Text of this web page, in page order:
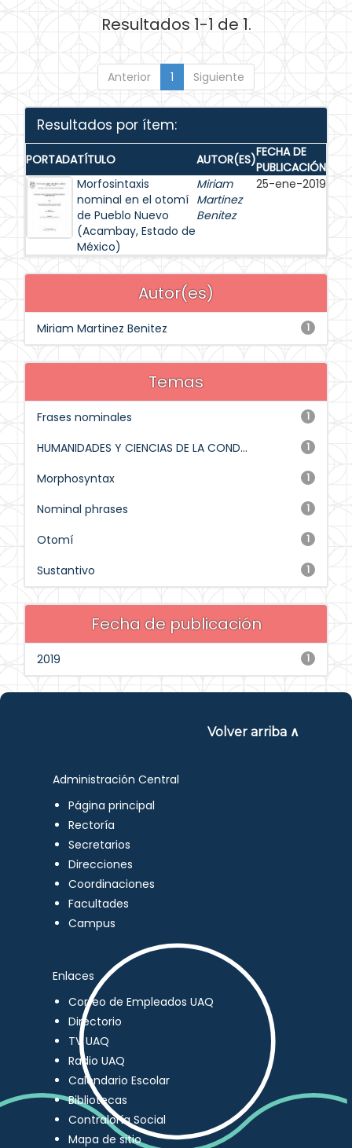
Resultados 1-1 de 1.
Anterior 1 Siguiente
Resultados por ítem:
PORTADATÍTULO AUTOR(ES)FECHA DE
PUBLICACIÓN
Morfosintaxis
nominal en el otomí
de Pueblo Nuevo
(Acambay, Estado de
México)
Miriam
Martinez
Benitez
25-ene-2019
Autor(es)
1
Miriam Martinez Benitez
Temas
1
Frases nominales
1
HUMANIDADES Y CIENCIAS DE LA COND...
1
Morphosyntax
1
Nominal phrases
1
Otomí
1
Sustantivo
Fecha de publicación
1
2019
Volver arriba ∧
Administración Central
Página principal
Rectoría
Secretarios
Direcciones
Coordinaciones
Facultades
Campus
Enlaces
Correo de Empleados UAQ
Directorio
TV UAQ
Radio UAQ
Calendario Escolar
Bibliotecas
Contraloría Social
Mapa de sitio